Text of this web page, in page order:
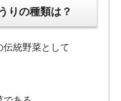
りの種類は？
伝統野菜として